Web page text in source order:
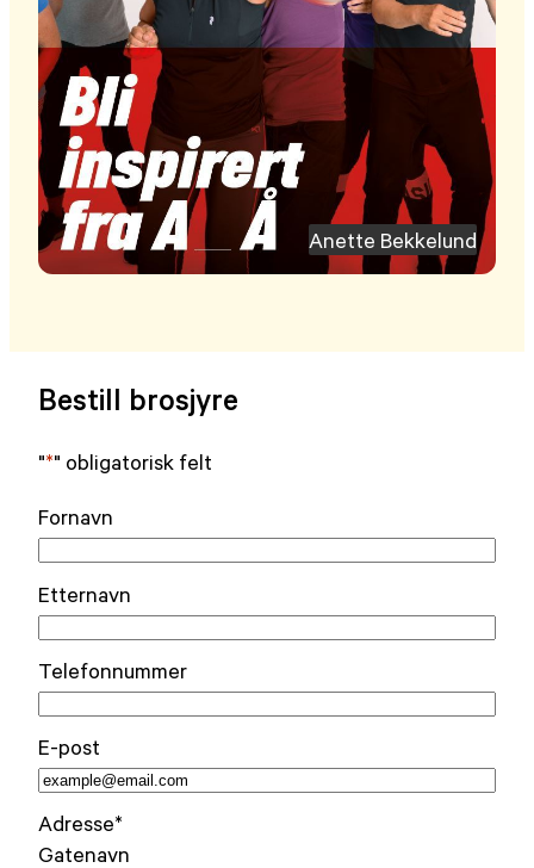
Anette Bekkelund
Bestill brosjyre
"*" obligatorisk felt
Fornavn
Etternavn
Telefonnummer
E-post
Adresse*
Gatenavn